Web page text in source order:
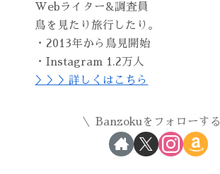
Webライター&調査員
鳥を見たり旅行したり。
・2013年から鳥見開始
・Instagram 1.2万人
＞＞＞詳しくはこちら
Banzokuをフォローする